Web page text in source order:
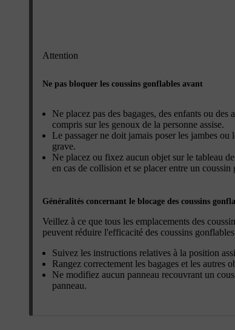
Attention
Ne pas bloquer les coussins gonflables avant
Ne placez pas des bagages, des enfants ou
compris sur les genoux de la personne assise.
Le passager ne doit jamais poser les jambes
grave.
Ne placez ou fixez aucun objet sur le tableau
en cas de collision et se placer entre un
Généralités concernant le blocage des coussins
Veillez à ce que tous les emplacements des
peuvent réduire l'efficacité des coussins
Suivez les instructions relatives à la position
Rangez correctement les bagages et les autres
Ne modifiez aucun panneau recouvrant un
panneau.